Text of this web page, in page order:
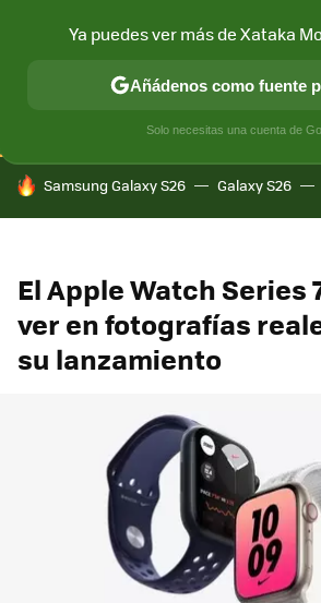
CONECTIVIDAD MÓVIL Y SOCIEDAD
HOY SE HABLA DE
Samsung Galaxy S26 Galaxy S26
El Apple Watch Series
ver en fotografías
su lanzamiento
Ya puedes ver más de Xataka
Añádenos como fuente
Solo necesitas una cuenta de